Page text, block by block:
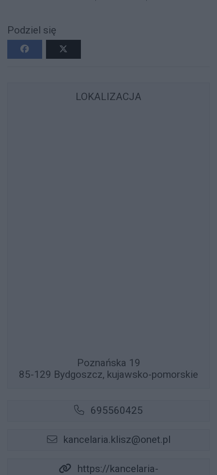
Podziel się
LOKALIZACJA
Poznańska 19
85-129 Bydgoszcz, kujawsko-pomorskie
695560425
kancelaria.klisz@onet.pl
https://kancelaria-